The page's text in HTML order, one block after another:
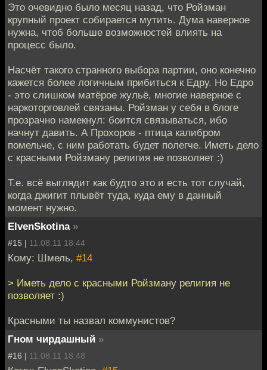
Это очевидно было месяц назад, что Ройзман
крупный проект собирается мутить. Дума наверное
нужна, чтоб больше возможностей влиять на
процесс было.
Насчёт такого странного выбора партии, оно конечно
кажется более логичным прибиться к Едру. Но Едро
- это слишком матёрое жульё, многие наверное с
наркоторговлей связаны. Ройзман у себя в блоге
прозрачно намекнул: боится связываться, ибо
начнут давить. А Прохоров - птица калибром
помельче, с ним работать будет полегче. Иметь дело
с красными Ройзману религия не позволяет :)
Т.е. всё выглядит как будто это и есть тот случай,
когда джигит плывёт туда, куда ему в данный
момент нужно.
ElvenSkotina »
#15 | 11.08.11 18:44
Кому: Шмель, #14
> Иметь дело с красными Ройзману религия не
позволяет :)
Красными ты назвал коммунистов?
Гном чирдашный »
#16 | 11.08.11 18:48